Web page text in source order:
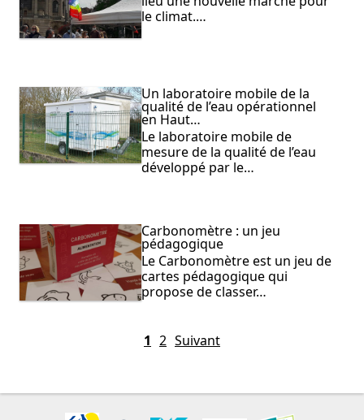
le climat.…
Un laboratoire mobile de la
qualité de l’eau opérationnel
en Haut…
Le laboratoire mobile de
mesure de la qualité de l’eau
développé par le…
Carbonomètre : un jeu
pédagogique
Le Carbonomètre est un jeu de
cartes pédagogique qui
propose de classer…
1 2 Suivant